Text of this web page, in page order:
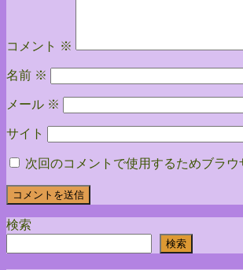
ョ
ン
コメント ※
名前 ※
メール ※
サイト
次回のコメントで使用するためブラ
検索
検索